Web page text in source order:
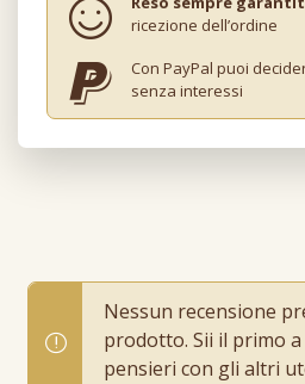
ricezione dell’ordine
Con PayPal puoi
senza interessi
Nessun recensione
prodotto. Sii il primo
pensieri con gli altri